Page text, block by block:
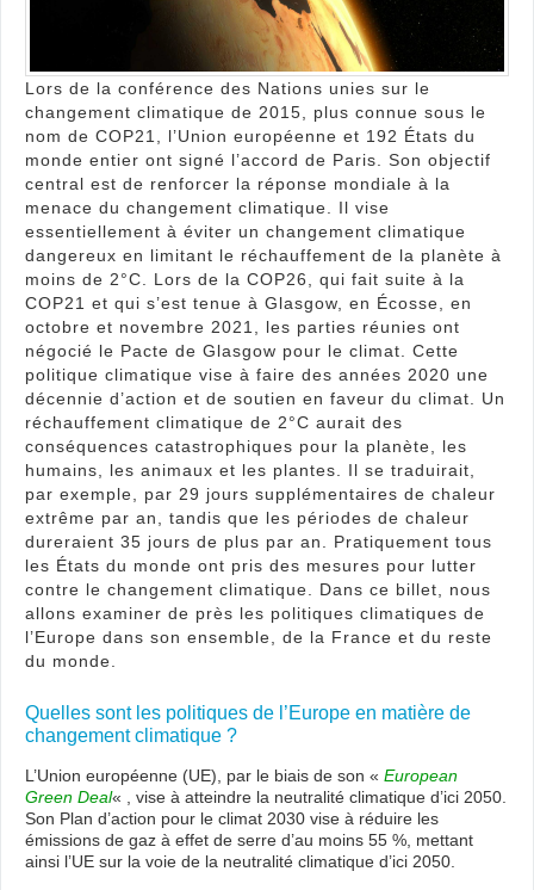
Lors de la conférence des Nations unies sur le
changement climatique de 2015, plus connue sous le
nom de COP21, l’Union européenne et 192 États du
monde entier ont signé l’accord de Paris. Son objectif
central est de renforcer la réponse mondiale à la
menace du changement climatique. Il vise
essentiellement à éviter un changement climatique
dangereux en limitant le réchauffement de la planète à
moins de 2°C. Lors de la COP26, qui fait suite à la
COP21 et qui s’est tenue à Glasgow, en Écosse, en
octobre et novembre 2021, les parties réunies ont
négocié le Pacte de Glasgow pour le climat. Cette
politique climatique vise à faire des années 2020 une
décennie d’action et de soutien en faveur du climat. Un
réchauffement climatique de 2°C aurait des
conséquences catastrophiques pour la planète, les
humains, les animaux et les plantes. Il se traduirait,
par exemple, par 29 jours supplémentaires de chaleur
extrême par an, tandis que les périodes de chaleur
dureraient 35 jours de plus par an. Pratiquement tous
les États du monde ont pris des mesures pour lutter
contre le changement climatique. Dans ce billet, nous
allons examiner de près les politiques climatiques de
l’Europe dans son ensemble, de la France et du reste
du monde.
Quelles sont les politiques de l’Europe en matière de
changement climatique ?
L’Union européenne (UE), par le biais de son « European
Green Deal« , vise à atteindre la neutralité climatique d’ici 2050.
Son Plan d’action pour le climat 2030 vise à réduire les
émissions de gaz à effet de serre d’au moins 55 %, mettant
ainsi l’UE sur la voie de la neutralité climatique d’ici 2050.